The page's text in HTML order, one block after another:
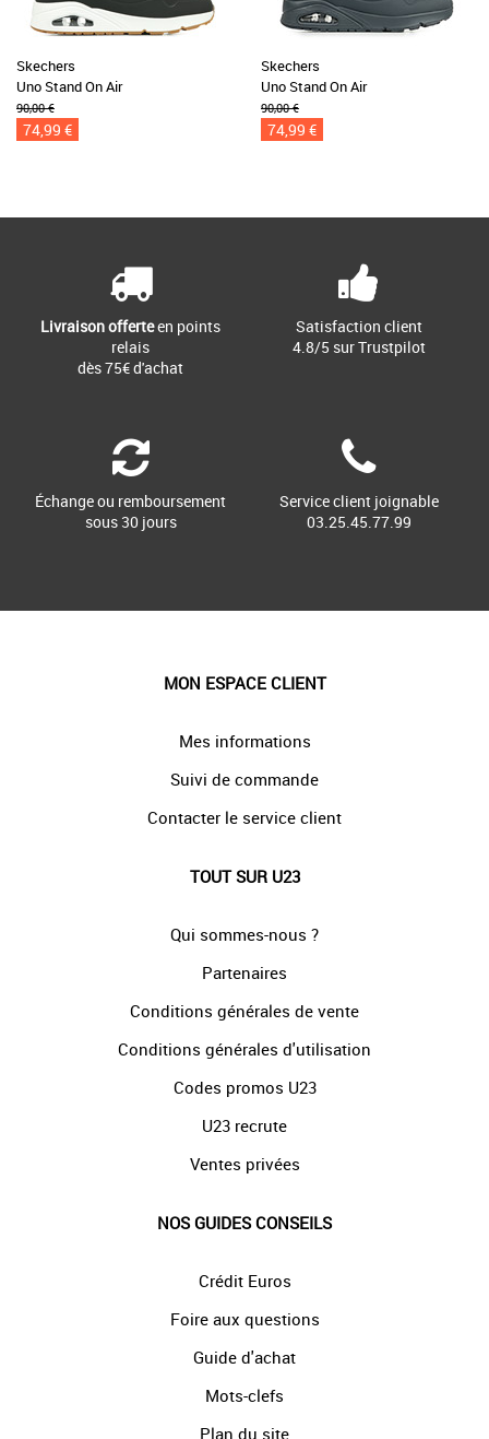
Skechers
Uno Stand On Air
90,00 €
74,99 €
Skechers
Uno Stand On Air
90,00 €
74,99 €
Livraison offerteen points
relais
dès 75€ d'achat
Satisfaction client
4.8/5 sur Trustpilot
Échange ou remboursement
sous 30 jours
Service client joignable
03.25.45.77.99
MON ESPACE CLIENT
Mes informations
Suivi de commande
Contacter le service client
TOUT SUR U23
Qui sommes-nous ?
Partenaires
Conditions générales de vente
Conditions générales d'utilisation
Codes promos U23
U23 recrute
Ventes privées
NOS GUIDES CONSEILS
Crédit Euros
Foire aux questions
Guide d'achat
Mots-clefs
Plan du site